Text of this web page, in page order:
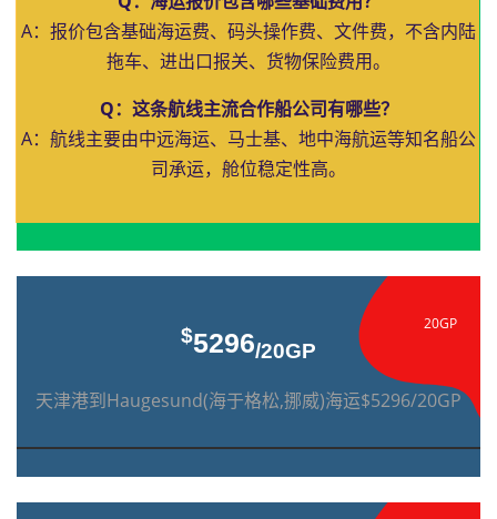
A：报价包含基础海运费、码头操作费、文件费，不含内陆
拖车、进出口报关、货物保险费用。
Q：这条航线主流合作船公司有哪些？
A：航线主要由中远海运、马士基、地中海航运等知名船公
司承运，舱位稳定性高。
20GP
$5296/20GP
天津港到Haugesund(海于格松,挪威)海运$5296/20GP